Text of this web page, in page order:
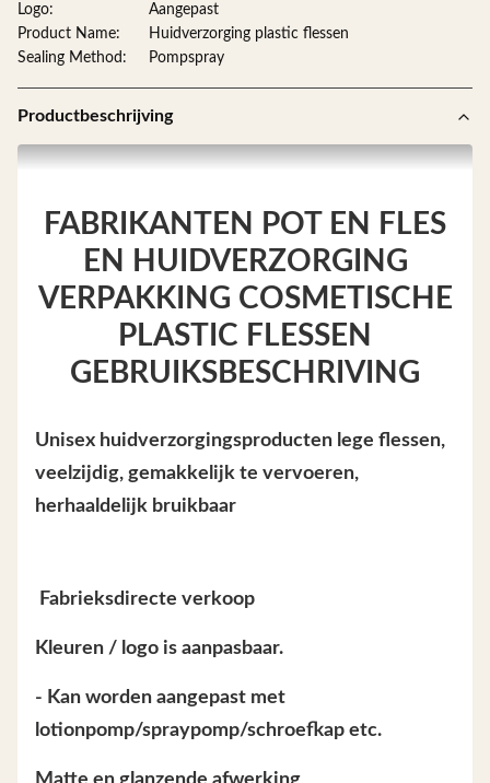
Logo:
Aangepast
Product Name:
Huidverzorging plastic flessen
Sealing Method:
Pompspray
Productbeschrijving
FABRIKANTEN POT EN FLES
EN HUIDVERZORGING
VERPAKKING COSMETISCHE
PLASTIC FLESSEN
GEBRUIKSBESCHRIVING
Unisex huidverzorgingsproducten lege flessen,
veelzijdig, gemakkelijk te vervoeren,
herhaaldelijk bruikbaar
️ Fabrieksdirecte verkoop
Kleuren / logo is aanpasbaar.
- Kan worden aangepast met
lotionpomp/spraypomp/schroefkap etc.